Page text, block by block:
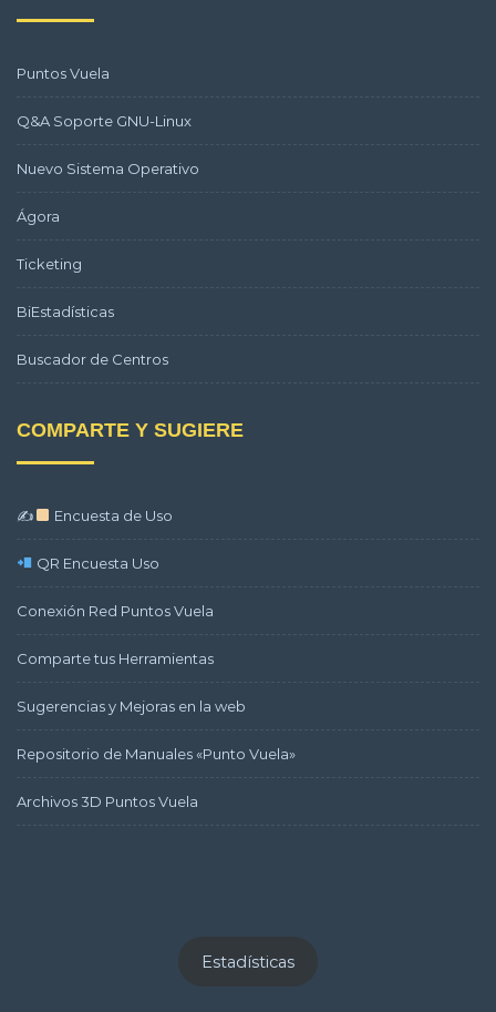
Puntos Vuela
Q&A Soporte GNU-Linux
Nuevo Sistema Operativo
Ágora
Ticketing
BiEstadísticas
Buscador de Centros
COMPARTE Y SUGIERE
✍ Encuesta de Uso
QR Encuesta Uso
Conexión Red Puntos Vuela
Comparte tus Herramientas
Sugerencias y Mejoras en la web
Repositorio de Manuales «Punto Vuela»
Archivos 3D Puntos Vuela
Estadísticas